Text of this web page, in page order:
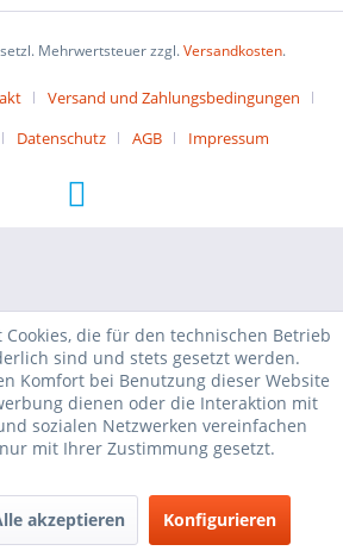
Mehrwertsteuer zzgl.Versandkosten.
Versand und Zahlungsbedingungen
Datenschutz AGB Impressum
Cookies, die für den technischen Betrieb
sind und stets gesetzt werden.
Komfort bei Benutzung dieser Website
dienen oder die Interaktion mit
sozialen Netzwerken vereinfachen
mit Ihrer Zustimmung gesetzt.
akzeptieren Konfigurieren